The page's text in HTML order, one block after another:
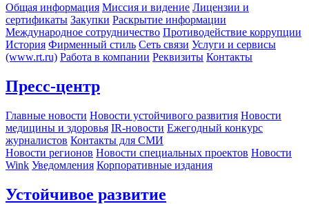
Общая информация Миссия и видение Лицензии и
сертификаты Закупки Раскрытие информации
Международное сотрудничество Противодействие коррупции
История Фирменный стиль Сеть связи Услуги и сервисы
(www.rt.ru) Работа в компании Реквизиты Контакты
Пресс-центр
Главные новости Новости устойчивого развития Новости
медицины и здоровья IR-новости Ежегодный конкурс
журналистов Контакты для СМИ
Новости регионов Новости специальных проектов Новости
Wink Уведомления Корпоративные издания
Устойчивое развитие